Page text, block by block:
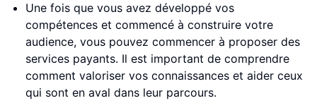
Une fois que vous avez développé vos
compétences et commencé à construire votre
audience, vous pouvez commencer à proposer des
services payants. Il est important de comprendre
comment valoriser vos connaissances et aider ceux
qui sont en aval dans leur parcours.